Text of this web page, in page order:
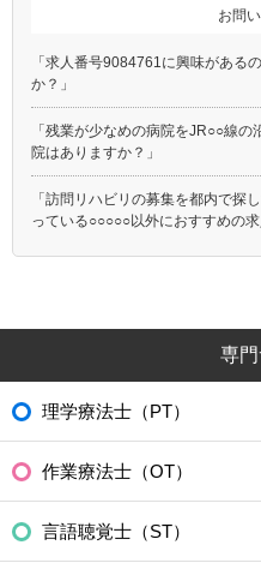
お問
「求人番号9084761に興味がある
か？」
「残業が少なめの病院をJR○○線
院はありますか？」
「訪問リハビリの募集を都内で探
っている○○○○○以外におすすめの求
専門
理学療法士（PT）
作業療法士（OT）
言語聴覚士（ST）